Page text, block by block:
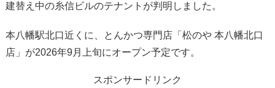
建替え中の糸信ビルのテナントが判明しました。
本八幡駅北口近くに、とんかつ専門店「松のや 本八幡北口
店」が2026年9月上旬にオープン予定です。
スポンサードリンク